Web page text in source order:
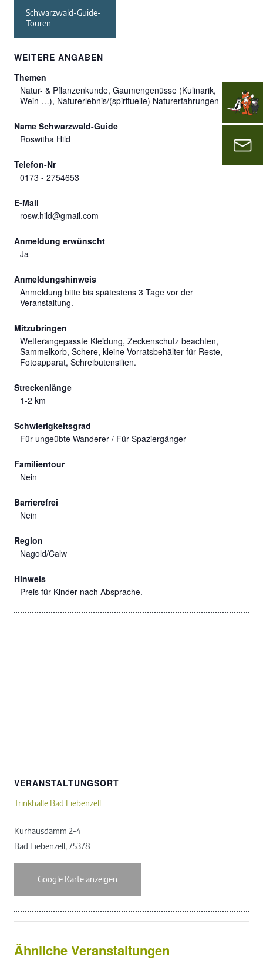
Schwarzwald-Guide-
Touren
WEITERE ANGABEN
Themen
Natur- & Pflanzenkunde, Gaumengenüsse (Kulinarik,
Wein …), Naturerlebnis/(spirituelle) Naturerfahrungen
Name Schwarzwald-Guide
Roswitha Hild
Telefon-Nr
0173 - 2754653
E-Mail
rosw.hild@gmail.com
Anmeldung erwünscht
Ja
Anmeldungshinweis
Anmeldung bitte bis spätestens 3 Tage vor der
Veranstaltung.
Mitzubringen
Wetterangepasste Kleidung, Zeckenschutz beachten,
Sammelkorb, Schere, kleine Vorratsbehälter für Reste,
Fotoapparat, Schreibutensilien.
Streckenlänge
1-2 km
Schwierigkeitsgrad
Für ungeübte Wanderer / Für Spaziergänger
Familientour
Nein
Barrierefrei
Nein
Region
Nagold/Calw
Hinweis
Preis für Kinder nach Absprache.
VERANSTALTUNGSORT
Trinkhalle Bad Liebenzell
Kurhausdamm 2-4
Bad Liebenzell,75378
Google Karte anzeigen
Ähnliche Veranstaltungen